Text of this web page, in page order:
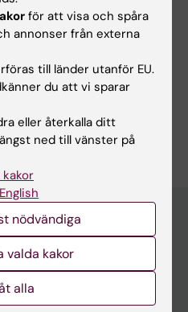
för att visa och spåra
annonser från externa
till länder utanför EU.
du att vi sparar
eller återkalla ditt
ned till vänster på
nödvändiga
valda kakor
alla